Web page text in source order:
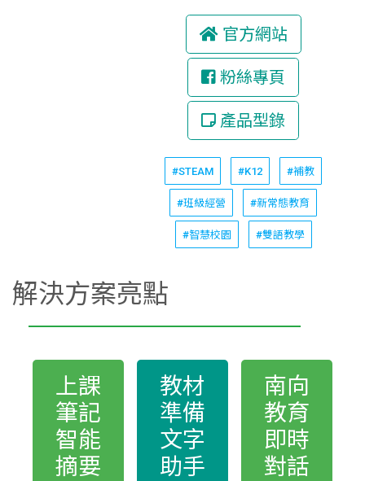
官方網站
粉絲專頁
產品型錄
#STEAM #K12 #補教
#班級經營 #新常態教育
#智慧校園 #雙語教學
解決方案亮點
上課
筆記
智能
摘要
教材
準備
文字
助手
南向
教育
即時
對話